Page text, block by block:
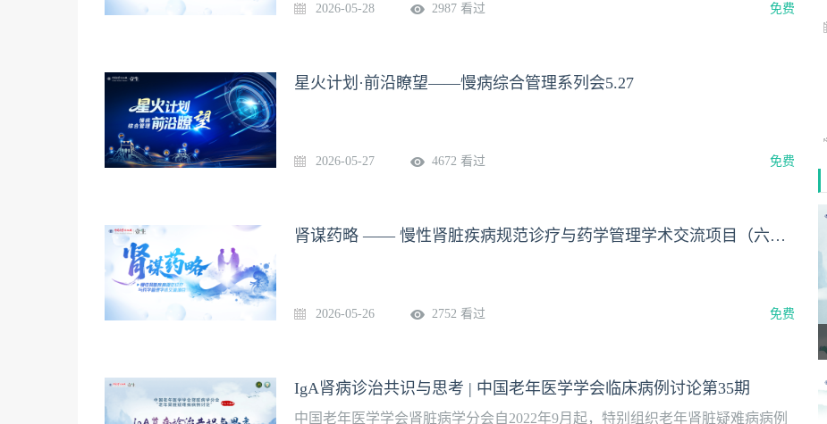
2026-05-28 2987 看过 免费
星火计划·前沿瞭望——慢病综合管理系列会5.27
2026-05-27 4672 看过 免费
肾谋药略 —— 慢性肾脏疾病规范诊疗与药学管理学术交流项目（六十九）
2026-05-26 2752 看过 免费
IgA肾病诊治共识与思考 | 中国老年医学学会临床病例讨论第35期
中国老年医学学会肾脏病学分会自2022年9月起，特别组织老年肾脏疑难病病例